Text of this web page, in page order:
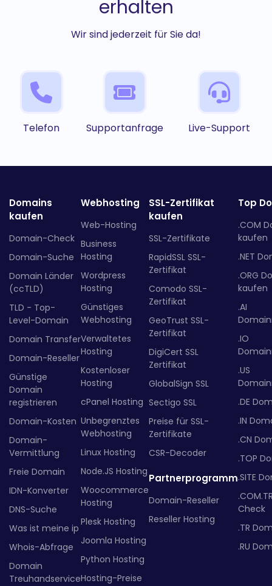
erhalten
Wir sind jederzeit für Sie da!
Telefon Supportanfrage Live-Support
Domains
kaufen
Domain-Check
Domain-Suche
Domain Länder
(ccTLD)
TLD - Top-
Level-Domain
Domain Transfer
Domain-Reseller
Günstige
Domain
registrieren
Domain-Kosten
Domain-
Vermittlung
Freie Domain
IDN-Konverter
DNS-Suche
Was ist meine ip
Whois-Abfrage
Domain
Treuhandservice
Webhosting
Web-Hosting
Business
Hosting
Wordpress
Hosting
Günstiges
Webhosting
Verwaltetes
Hosting
Kostenloser
Hosting
cPanel Hosting
Unbegrenztes
Webhosting
Linux Hosting
Node.JS Hosting
Woocommerce
Hosting
Plesk Hosting
Joomla Hosting
Python Hosting
Hosting-Preise
SSL-Zertifikat
kaufen
SSL-Zertifikate
RapidSSL SSL-
Zertifikat
Comodo SSL-
Zertifikat
GeoTrust SSL-
Zertifikat
DigiCert SSL
Zertifikat
GlobalSign SSL
Sectigo SSL
Preise für SSL-
Zertifikate
CSR-Decoder
Partnerprogramm
Domain-Reseller
Reseller Hosting
Top
.COM
kaufen
.NET
.ORG
kaufen
.AI
.IO
.US
.DE
.IN
.CN
.TOP
.SITE
Check
.TR
.RU